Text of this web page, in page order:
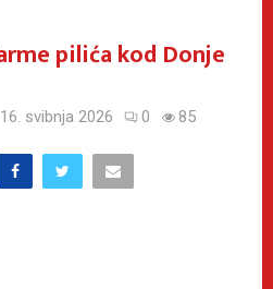
pilića kod Donje
16. svibnja 2026 0 85